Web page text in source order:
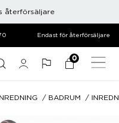
återförsäljare
Endast för återförsäljare
0
BADRUM